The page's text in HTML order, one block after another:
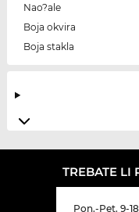
Nao?ale
Boja okvira
Boja stakla
TREBATE LI
Pon.-Pet. 9-